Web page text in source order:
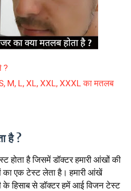
?
M, L, XL, XXL, XXXL का मतलब
है ?
होता है जिसमें डॉक्टर हमारी आंखों की
का एक टेस्ट लेता है। हमारी आंखें
के हिसाब से डॉक्टर हमें आई विजन टेस्ट